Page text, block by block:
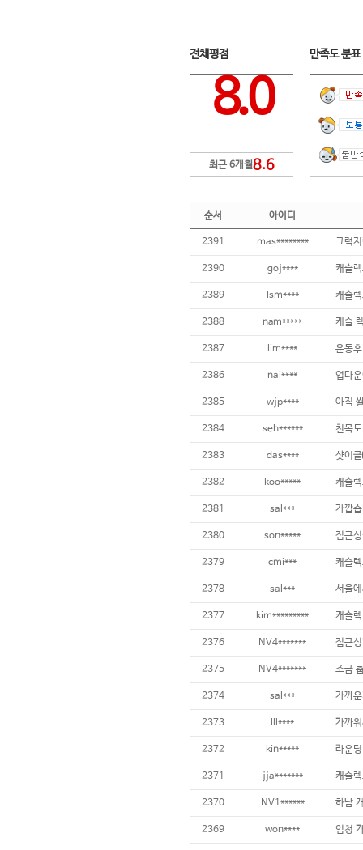
전체평점
8.0
최근 6개월8.6
만족도 분
순서 아이디
2391 mas******** 그럭
2390 goj**** 캐슬
2389 lsm**** 캐슬
2388 nam***** 캐슬
2387 lim**** 운동
2386 nai**** 업다
2385 wjp****
2384 seh****** 친목
2383 das**** 샷이글
2382 koo***** 캐슬
2381 sal*** 가깝
2380 son***** 접근
2379 cmi***
2378 sal*** 서울
2377 kim********* 캐슬
2376 NV4******* 접근
2375 NV4*******
2374 sal*** 가까
2373 lll**** 가까
2372 kin***** 라운
2371 jja******* 캐슬
2370 NV1****** 하남
2369 won**** 엄청